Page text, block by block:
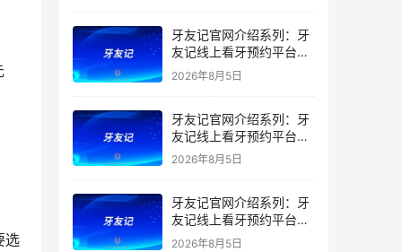
选
牙友记官网介绍系列：牙
友记线上看牙预约平台让
看牙不再靠运气
2026年8月5日
牙友记官网介绍系列：牙
友记线上看牙预约平台打
破口腔行业专业壁垒新手
2026年8月5日
牙友记官网介绍系列：牙
友记线上看牙预约平台落
地同城就诊经验打破未知
2026年8月5日